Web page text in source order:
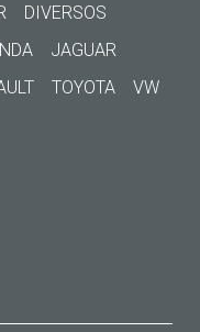
DIVERSOS
JAGUAR
TOYOTA
VW